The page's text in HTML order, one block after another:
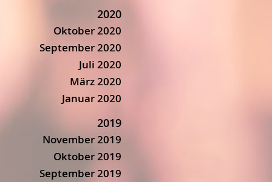
2020
Oktober 2020
September 2020
Juli 2020
März 2020
Januar 2020
2019
November 2019
Oktober 2019
September 2019